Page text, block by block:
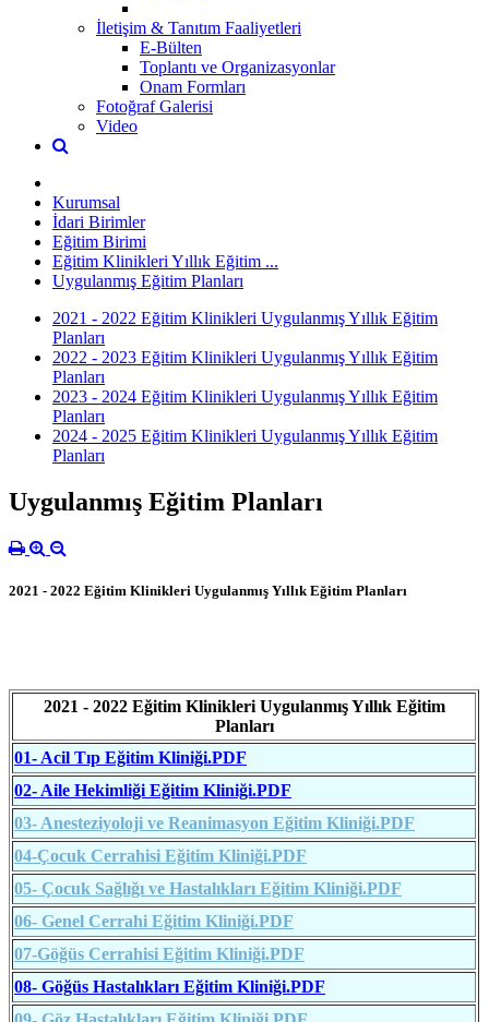
İletişim & Tanıtım Faaliyetleri
E-Bülten
Toplantı ve Organizasyonlar
Onam Formları
Fotoğraf Galerisi
Video
Kurumsal
İdari Birimler
Eğitim Birimi
Eğitim Klinikleri Yıllık Eğitim ...
Uygulanmış Eğitim Planları
2021 - 2022 Eğitim Klinikleri Uygulanmış Yıllık Eğitim
Planları
2022 - 2023 Eğitim Klinikleri Uygulanmış Yıllık Eğitim
Planları
2023 - 2024 Eğitim Klinikleri Uygulanmış Yıllık Eğitim
Planları
2024 - 2025 Eğitim Klinikleri Uygulanmış Yıllık Eğitim
Planları
Uygulanmış Eğitim Planları
2021 - 2022 Eğitim Klinikleri Uygulanmış Yıllık Eğitim Planları
2021 - 2022 Eğitim Klinikleri Uygulanmış Yıllık Eğitim
Planları
01- Acil Tıp Eğitim Kliniği.PDF
02- Aile Hekimliği Eğitim Kliniği.PDF
03- Anesteziyoloji ve Reanimasyon Eğitim Kliniği.PDF
04-Çocuk Cerrahisi Eğitim Kliniği.PDF
05- Çocuk Sağlığı ve Hastalıkları Eğitim Kliniği.PDF
06- Genel Cerrahi Eğitim Kliniği.PDF
07-Göğüs Cerrahisi Eğitim Kliniği.PDF
08- Göğüs Hastalıkları Eğitim Kliniği.PDF